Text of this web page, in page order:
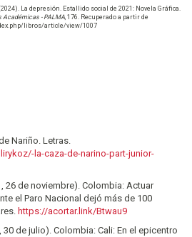
La depresión. Estallido social de 2021: Novela Gráfica.
Académicas - PALMA, 176. Recuperado a partir de
libros/article/view/1007
Nariño. Letras.
la-caza-de-narino-part-junior-
26 de noviembre). Colombia: Actuar
el Paro Nacional dejó más de 100
https://acortar.link/Btwau9
de julio). Colombia: Cali: En el epicentro